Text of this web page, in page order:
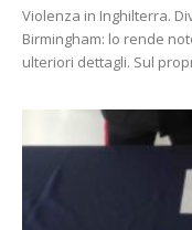
Violenza in Inghilterra.
Birmingham: lo rende
ulteriori dettagli. Sul